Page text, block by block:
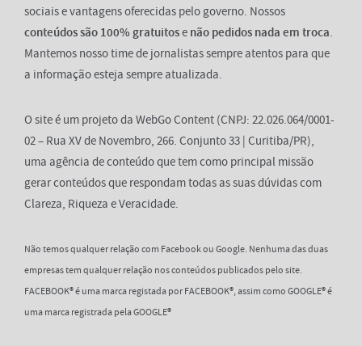
sociais e vantagens oferecidas pelo governo. Nossos
conteúdos são 100% gratuitose não pedidos nada em troca.
Mantemos nosso time de jornalistas sempre atentos para que
a informação esteja sempre atualizada.
O site é um projeto da WebGo Content (CNPJ: 22.026.064/0001-
02 – Rua XV de Novembro, 266. Conjunto 33 | Curitiba/PR),
uma agência de conteúdo que tem como principal missão
gerar conteúdos que respondam todas as suas dúvidas com
Clareza, Riqueza e Veracidade.
Não temos qualquer relação com Facebook ou Google. Nenhuma das duas
empresas tem qualquer relação nos conteúdos publicados pelo site.
FACEBOOK® é uma marca registada por FACEBOOK®, assim como GOOGLE® é
uma marca registrada pela GOOGLE®